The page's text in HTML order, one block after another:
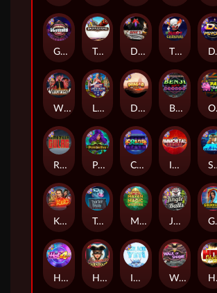
Kiss My Chainsaw Tractor Beam
Land of the Free Benji Killed in Vegas
Poison Eve
Devil's Crossroad
Golden
Dragon Tribe
Immortal Fruits
Coins of Fortune
Gluttony
Mayan Magic Wildfire
Hot 4 Cash
Tombstone The Creepy Carnival
Whacked
Jingle Balls
Harlequin Carnival Walk of Shame
Ice Ice Yeti
Remember Gulag